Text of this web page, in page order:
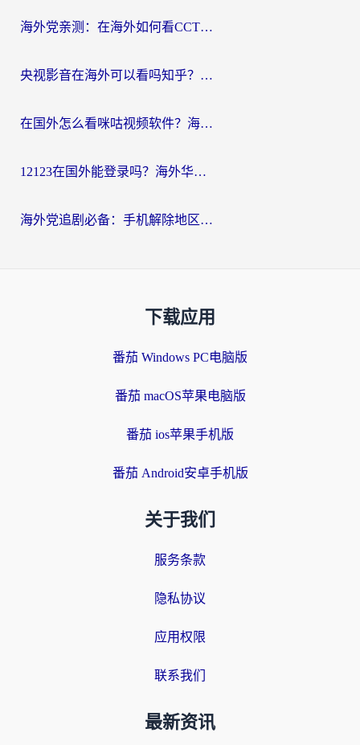
海外党亲测：在海外如何看CCTV？告别“仅限大陆播放”的实用指南
央视影音在海外可以看吗知乎？留学生亲测：3步解决地域限制+追剧自由
在国外怎么看咪咕视频软件？海外党亲测有效的回国加速方案
12123在国外能登录吗？海外华人必看的回国加速实用指南
海外党追剧必备：手机解除地区限制app怎么选？解决央视视频&国内剧地区限制全指南
下载应用
番茄 Windows PC电脑版
番茄 macOS苹果电脑版
番茄 ios苹果手机版
番茄 Android安卓手机版
关于我们
服务条款
隐私协议
应用权限
联系我们
最新资讯